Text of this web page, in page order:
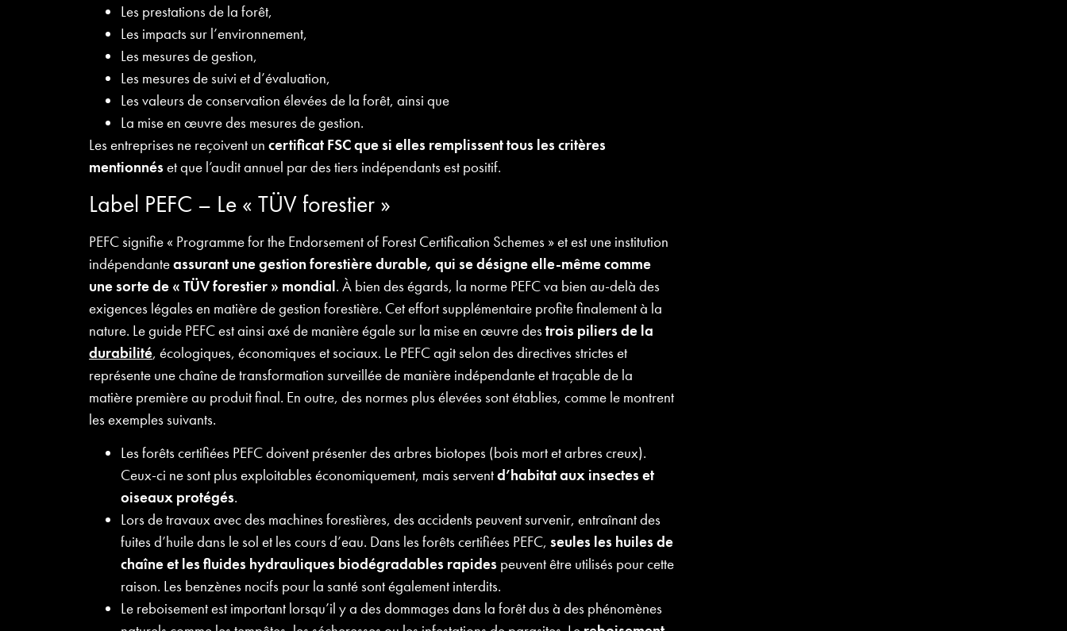
Les prestations de la forêt,
Les impacts sur l’environnement,
Les mesures de gestion,
Les mesures de suivi et d’évaluation,
Les valeurs de conservation élevées de la forêt, ainsi que
La mise en œuvre des mesures de gestion.
Les entreprises ne reçoivent un certificat FSC que si elles remplissent tous les critères
mentionnés et que l’audit annuel par des tiers indépendants est positif.
Label PEFC – Le « TÜV forestier »
PEFC signifie « Programme for the Endorsement of Forest Certification Schemes » et est une institution
indépendanteassurant une gestion forestière durable, qui se désigne elle-même comme
une sorte de « TÜV forestier » mondial. À bien des égards, la norme PEFC va bien au-delà des
exigences légales en matière de gestion forestière. Cet effort supplémentaire profite finalement à la
nature. Le guide PEFC est ainsi axé de manière égale sur la mise en œuvre destrois piliers de la
durabilité, écologiques, économiques et sociaux. Le PEFC agit selon des directives strictes et
représente une chaîne de transformation surveillée de manière indépendante et traçable de la
matière première au produit final. En outre, des normes plus élevées sont établies, comme le montrent
les exemples suivants.
Les forêts certifiées PEFC doivent présenter des arbres biotopes (bois mort et arbres creux).
Ceux-ci ne sont plus exploitables économiquement, mais serventd’habitat aux insectes et
oiseaux protégés.
Lors de travaux avec des machines forestières, des accidents peuvent survenir, entraînant des
fuites d’huile dans le sol et les cours d’eau. Dans les forêts certifiées PEFC, seules les huiles de
chaîne et les fluides hydrauliques biodégradables rapides peuvent être utilisés pour cette
raison. Les benzènes nocifs pour la santé sont également interdits.
Le reboisement est important lorsqu’il y a des dommages dans la forêt dus à des phénomènes